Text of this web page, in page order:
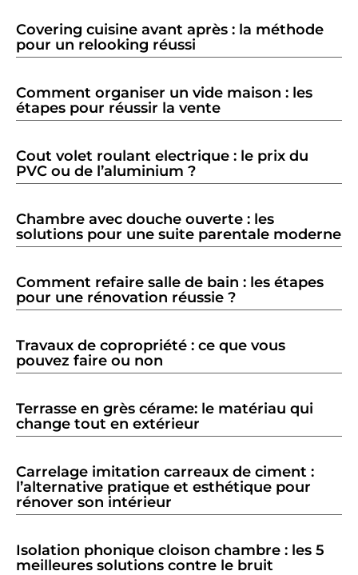
Covering cuisine avant après : la méthode
pour un relooking réussi
Comment organiser un vide maison : les
étapes pour réussir la vente
Cout volet roulant electrique : le prix du
PVC ou de l’aluminium ?
Chambre avec douche ouverte : les
solutions pour une suite parentale moderne
Comment refaire salle de bain : les étapes
pour une rénovation réussie ?
Travaux de copropriété : ce que vous
pouvez faire ou non
Terrasse en grès cérame: le matériau qui
change tout en extérieur
Carrelage imitation carreaux de ciment :
l’alternative pratique et esthétique pour
rénover son intérieur
Isolation phonique cloison chambre : les 5
meilleures solutions contre le bruit